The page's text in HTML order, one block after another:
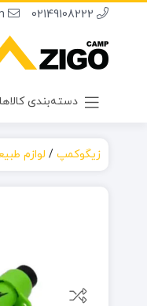
02149108222
info@zigocamp.com
دسته‌بندی کالاها
زیگوکمپ/ لوازم